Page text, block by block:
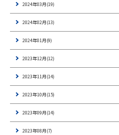
2024年03月(19)
2024年02月(13)
2024年01月(9)
2023年12月(12)
2023年11月(14)
2023年10月(15)
2023年09月(14)
2023年08月(7)